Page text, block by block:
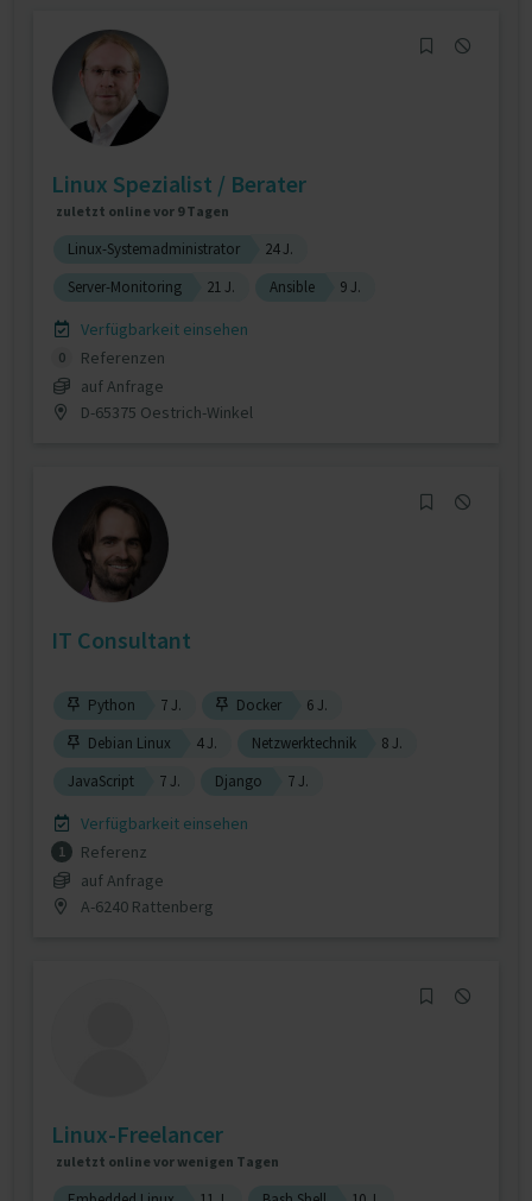
Linux Spezialist / Berater
zuletzt online vor 9 Tagen
Linux-Systemadministrator
24 J.
Server-Monitoring
21 J. Ansible 9 J.
Verfügbarkeit einsehen
0
Referenzen
auf Anfrage
D-65375 Oestrich-Winkel
IT Consultant
Python 7 J. Docker
6 J.
Debian Linux
4 J. Netzwerktechnik
8 J.
JavaScript
7 J. Django 7 J.
Verfügbarkeit einsehen
1
Referenz
auf Anfrage
A-6240 Rattenberg
Linux-Freelancer
zuletzt online vor wenigen Tagen